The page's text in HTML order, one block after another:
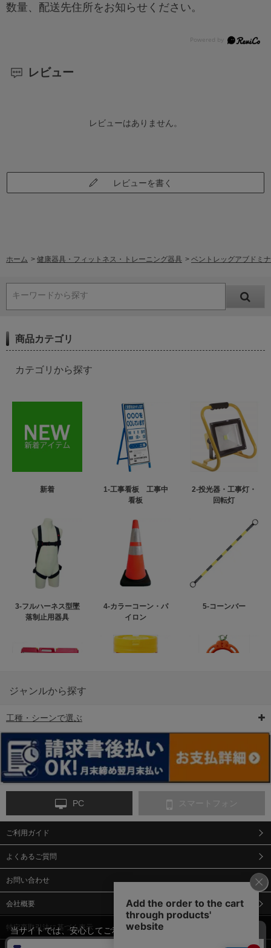
数量、配送先住所をお知らせください。
レビュー
レビューはありません。
レビューを書く
ホーム > 健康器具・フィットネス・トレーニング器具 > ベントレッグアブドミ
キーワードから探す
商品カテゴリ
カテゴリから探す
新着
1-工事看板 工事中
看板
2-投光器・工事灯・
回転灯
3-フルハーネス型墜
落制止用器具
4-カラーコーン・パ
イロン
5-コーンバー
6-矢印板/LED矢印板
ンス
9-点字マット・タイ
ジャンルから探す
工種・シーンで選ぶ
PC スマートフォン
ご利用ガイド
よくあるご質問
お問い合わせ
会社概要
特定商取引法に基づく表示
当サイトでは、安心してご利用いただくため（なりすまし防止
等）、またサイトの利便性向上のため、クッキー(Cookie)を使用